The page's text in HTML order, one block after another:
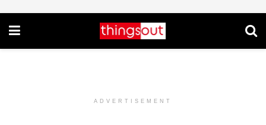
ADVERTISEMENT